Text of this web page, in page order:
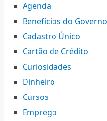
Agenda
Benefícios do Governo
Cadastro Único
Cartão de Crédito
Curiosidades
Dinheiro
Cursos
Emprego